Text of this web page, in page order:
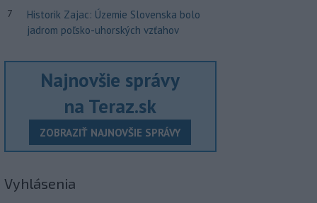
7
Historik Zajac: Územie Slovenska bolo
jadrom poľsko-uhorských vzťahov
Najnovšie správy
na Teraz.sk
ZOBRAZIŤ NAJNOVŠIE SPRÁVY
Vyhlásenia